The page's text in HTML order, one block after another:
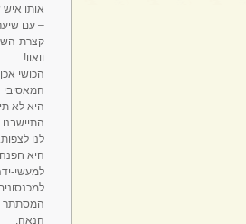
אותו
– עם
קצרת-
וואוו!
הכושי
המאסיבי
היא לא
לנו
היא חפנה
למעשי-
המסתתר
הנאה.